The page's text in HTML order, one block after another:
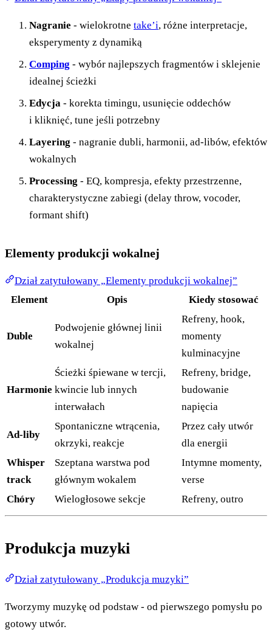
Nagranie - wielokrotne take’i, różne interpretacje,
eksperymenty z dynamiką
Comping - wybór najlepszych fragmentów i sklejenie
idealnej ścieżki
Edycja - korekta timingu, usunięcie oddechów
i kliknięć, tune jeśli potrzebny
Layering - nagranie dubli, harmonii, ad-libów, efektów
wokalnych
Processing - EQ, kompresja, efekty przestrzenne,
charakterystyczne zabiegi (delay throw, vocoder,
formant shift)
Elementy produkcji wokalnej
Dział zatytułowany „Elementy produkcji wokalnej”
Element
Opis Kiedy stosować
Duble
Podwojenie głównej linii
wokalnej
Refreny, hook,
momenty
kulminacyjne
Harmonie
Ścieżki śpiewane w tercji,
kwincie lub innych
interwałach
Refreny, bridge,
budowanie
napięcia
Ad-liby
Spontaniczne wtrącenia,
okrzyki, reakcje
Przez cały utwór
dla energii
Whisper
track
Szeptana warstwa pod
głównym wokalem
Intymne momenty,
verse
Chóry
Wielogłosowe sekcje Refreny, outro
Produkcja muzyki
Dział zatytułowany „Produkcja muzyki”
Tworzymy muzykę od podstaw - od pierwszego pomysłu po
gotowy utwór.